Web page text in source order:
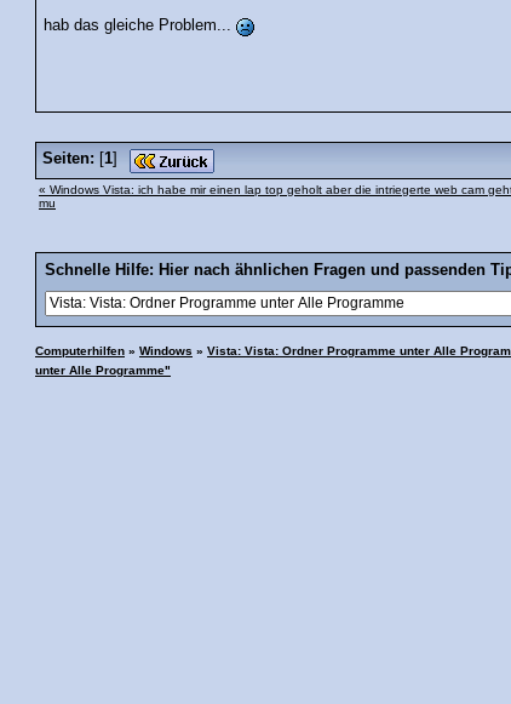
hab das gleiche Problem...
Seiten: 1
« Windows Vista: ich habe mir einen lap top geholt aber die intriegerte web cam
mu
Schnelle Hilfe: Hier nach ähnlichen Fragen und passenden
Computerhilfen » Windows » Vista: Vista: Ordner Programme unter Alle
unter Alle Programme"